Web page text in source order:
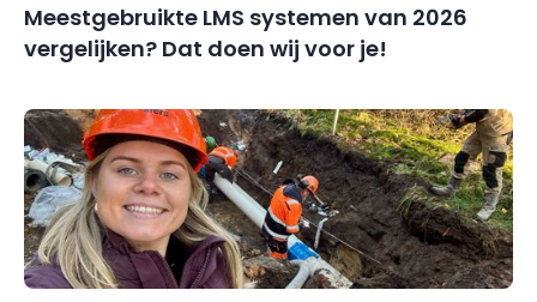
Meestgebruikte LMS systemen van 2026
vergelijken? Dat doen wij voor je!